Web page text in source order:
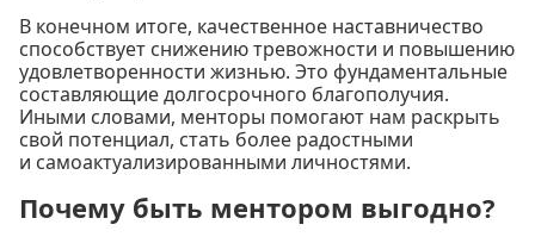
В конечном итоге, качественное наставничество
способствует снижению тревожности и повышению
удовлетворенности жизнью. Это фундаментальные
составляющие долгосрочного благополучия.
Иными словами, менторы помогают нам раскрыть
свой потенциал, стать более радостными
и самоактуализированными личностями.
Почему быть ментором выгодно?